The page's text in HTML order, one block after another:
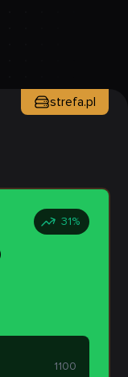
strefa.pl
31 %
1100